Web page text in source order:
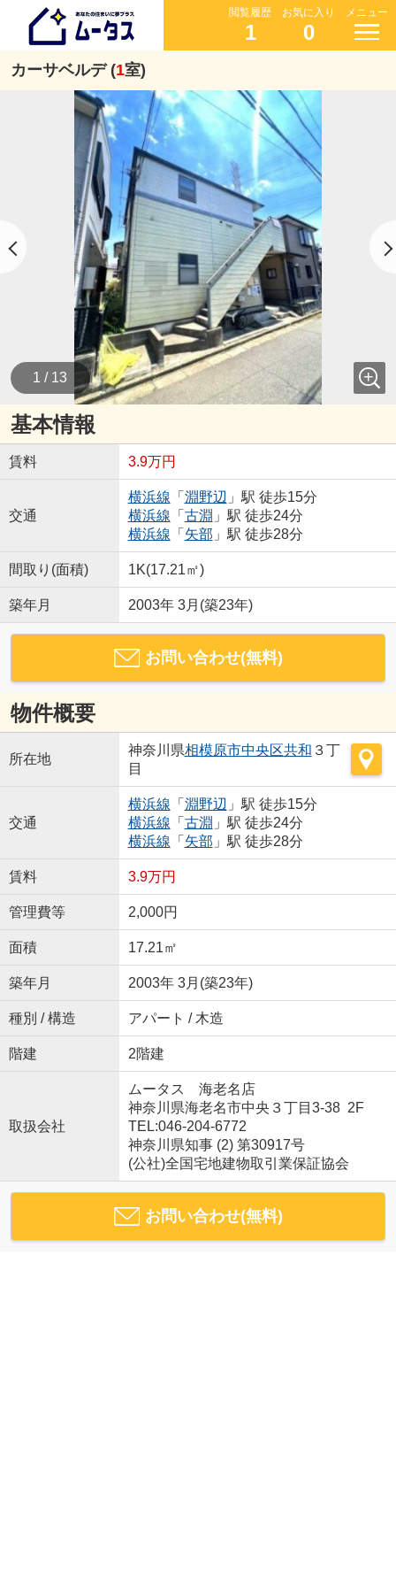
閲覧履歴
1
お気に入り
0
メニュー
カーサベルデ (1室)
1 / 13
基本情報
賃料 3.9万円
交通
横浜線 「 淵野辺 」駅 徒歩15分
横浜線 「 古淵 」駅 徒歩24分
横浜線 「 矢部 」駅 徒歩28分
間取り(面積) 1K(17.21㎡)
築年月 2003年 3月(築23年)
お問い合わせ(無料)
物件概要
所在地
神奈川県相模原市中央区共和 ３丁
目
交通
横浜線 「 淵野辺 」駅 徒歩15分
横浜線 「 古淵 」駅 徒歩24分
横浜線 「 矢部 」駅 徒歩28分
賃料 3.9万円
管理費等 2,000円
面積 17.21㎡
築年月 2003年 3月(築23年)
種別 / 構造 アパート / 木造
階建 2階建
取扱会社
ムータス 海老名店
神奈川県海老名市中央３丁目3-38 2F
TEL:046-204-6772
神奈川県知事 (2) 第30917号
(公社)全国宅地建物取引業保証協会
お問い合わせ(無料)